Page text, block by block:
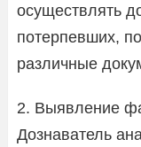
осуществлять
потерпевших,
различные
2. Выявление
Дознаватель